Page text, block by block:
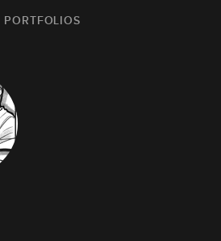
PORTFOLIOS